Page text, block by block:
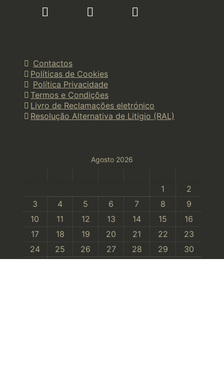
Contactos
Políticas de Cookies
Política Privacidade
Termos e Condições
Livro de Reclamações eletrónico
Resolução Alternativa de Litigio (RAL)
Agosto 2026
1
2
3
4 5 6 7 8
9
10
11 12 13 14 15
16
17
18 19 20 21 22
23
24
25 26 27 28 29
30